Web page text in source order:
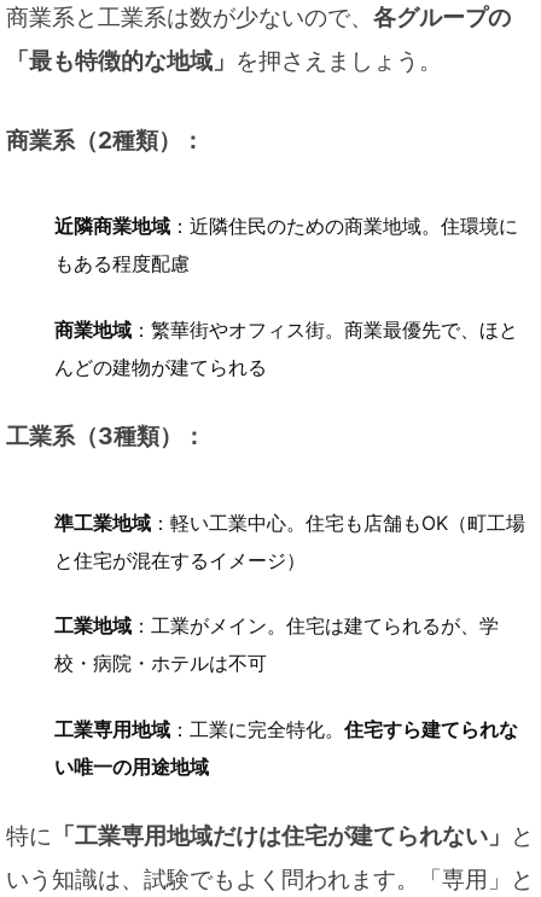
商業系と工業系は数が少ないので、 各グループの
「最も特徴的な地域」 を押さえましょう。
商業系（2種類）：
近隣商業地域：近隣住民のための商業地域。住環境に
もある程度配慮
商業地域：繁華街やオフィス街。商業最優先で、ほと
んどの建物が建てられる
工業系（3種類）：
準工業地域：軽い工業中心。住宅も店舗もOK（町工場
と住宅が混在するイメージ）
工業地域：工業がメイン。住宅は建てられるが、学
校・病院・ホテルは不可
工業専用地域：工業に完全特化。 住宅すら建てられな
い唯一の用途地域
特に 「工業専用地域だけは住宅が建てられない」 と
いう知識は、試験でもよく問われます。「専用」と